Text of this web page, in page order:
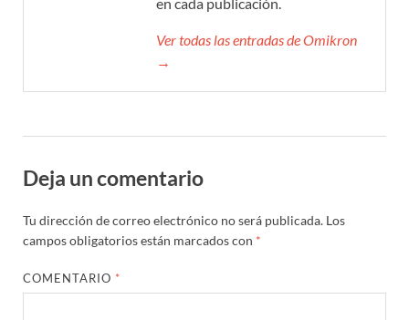
Ver todas las entradas de Omikron
→
Deja un comentario
Tu dirección de correo electrónico no será publicada. Los
campos obligatorios están marcados con *
COMENTARIO *